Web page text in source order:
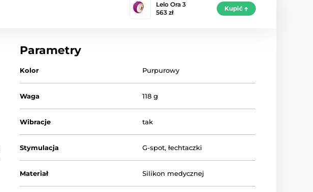
Lelo Ora 3
563 zł
Kupić
Parametry
Kolor Purpurowy
Waga 118 g
Wibracje tak
Stymulacja G-spot,łechtaczki
Materiał Silikon medycznej